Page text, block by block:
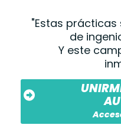
"Estas
de
Y este